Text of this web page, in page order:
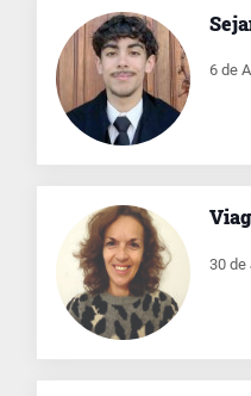
6 de
30 de